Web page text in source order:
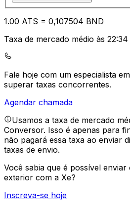
1.00 ATS = 0,107504 BND
Taxa de mercado médio às
Fale hoje com um especialista
superar taxas concorrentes.
Agendar chamada
Usamos a taxa de mercado
Conversor. Isso é apenas para
não pagará essa taxa ao enviar
taxas de envio.
Você sabia que é possível
exterior com a Xe?
Inscreva-se hoje